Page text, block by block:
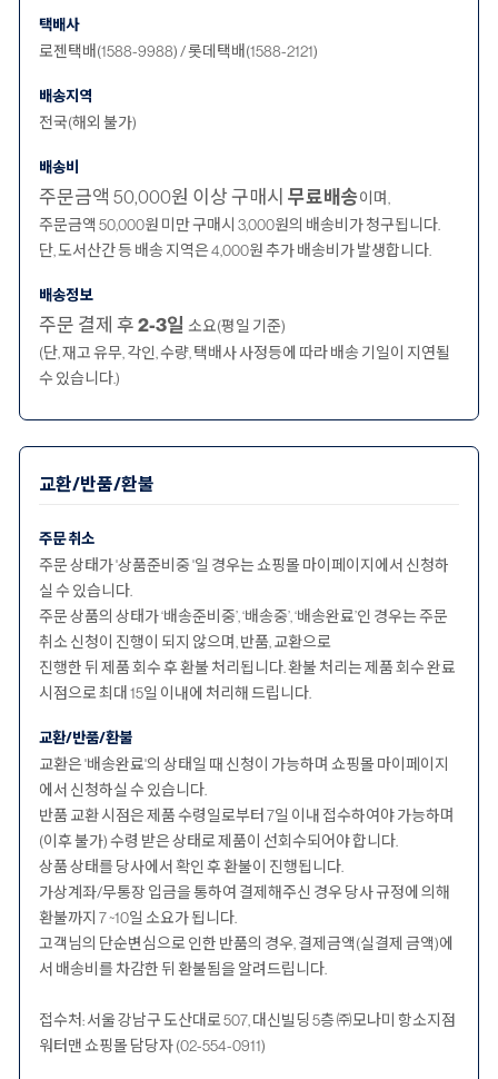
택배사
로젠택배(1588-9988) / 롯데택배(1588-2121)
배송지역
전국(해외 불가)
배송비
주문금액 50,000원 이상 구매시 무료배송이며,
주문금액 50,000원 미만 구매시 3,000원의 배송비가 청구됩니다.
단, 도서산간 등 배송 지역은 4,000원 추가 배송비가 발생합니다.
배송정보
주문 결제 후2-3일 소요(평일 기준)
(단, 재고 유무, 각인, 수량, 택배사 사정등에 따라 배송 기일이 지연될
수 있습니다.)
교환/반품/환불
주문 취소
주문 상태가 '상품준비중 '일 경우는 쇼핑몰 마이페이지에서 신청하
실 수 있습니다.
주문 상품의 상태가 ‘배송준비중’, ‘배송중’, ‘배송완료’인 경우는 주문
취소 신청이 진행이 되지 않으며, 반품, 교환으로
진행한 뒤 제품 회수 후 환불 처리됩니다. 환불 처리는 제품 회수 완료
시점으로 최대 15일 이내에 처리해 드립니다.
교환/반품/환불
교환은 '배송완료'의 상태일 때 신청이 가능하며 쇼핑몰 마이페이지
에서 신청하실 수 있습니다.
반품 교환 시점은 제품 수령일로부터 7일 이내 접수하여야 가능하며
(이후 불가) 수령 받은 상태로 제품이 선회수되어야 합니다.
상품 상태를 당사에서 확인 후 환불이 진행됩니다.
가상계좌/무통장 입금을 통하여 결제해주신 경우 당사 규정에 의해
환불까지 7 ~10일 소요가 됩니다.
고객님의 단순변심으로 인한 반품의 경우, 결제금액(실결제 금액)에
서 배송비를 차감한 뒤 환불됨을 알려드립니다.
접수처: 서울 강남구 도산대로 507, 대신빌딩 5층 ㈜모나미 항소지점
워터맨 쇼핑몰 담당자 (02-554-0911)